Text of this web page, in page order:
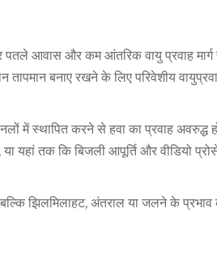
आवास और कम आंतरिक वायु प्रवाह
बनाए रखने के लिए परिवेशीय
में स्थापित करने से हवा का प्रवाह
यहां तक ​​कि बिजली आपूर्ति और वीडियो
झिलमिलाहट, अंतराल या जलने के